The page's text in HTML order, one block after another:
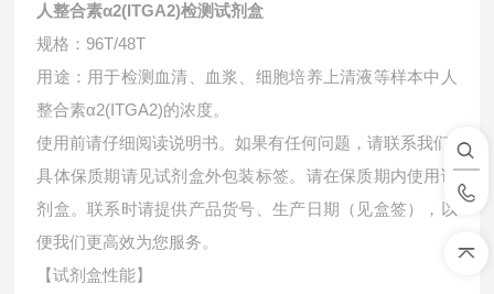
人整合素α2(ITGA2)检测试剂盒
规格：96T/48T
用途：用于检测血清、血浆、细胞培养上清液等样本中 人
整合素α2(ITGA2)的浓度。
使用前请仔细阅读说明书。如果有任何问题，请联系我们
具体保质期请见试剂盒外包装标签。请在保质期内使用试
剂盒。联系时请提供产品货号、生产日期（见盒签），以
便我们更高效为您服务。
【试剂盒性能】